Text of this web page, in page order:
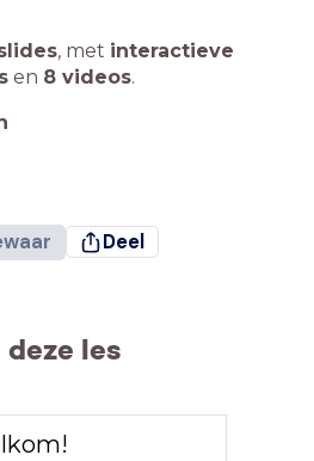
, met interactieve
en 8 videos.
Deel
les